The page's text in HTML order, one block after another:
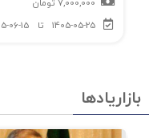
7,000,000 تومان
1405-05-25
تا 06-15
بازاریادها